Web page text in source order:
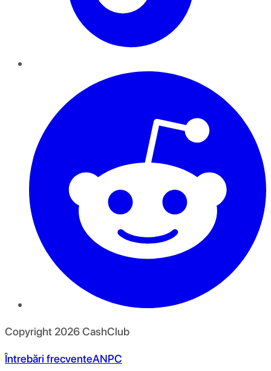
Copyright 2026CashClub
Întrebări frecventeANPC